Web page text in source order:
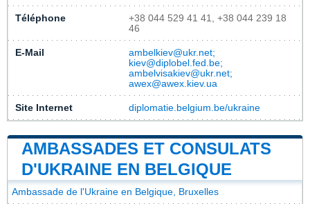
Téléphone
+38 044 529 41 41, +38 044 239 18
46
E-Mail
ambelkiev@ukr.net;
kiev@diplobel.fed.be;
ambelvisakiev@ukr.net;
awex@awex.kiev.ua
Site Internet diplomatie.belgium.be/ukraine
AMBASSADES ET CONSULATS
D'UKRAINE EN BELGIQUE
Ambassade de l'Ukraine en Belgique, Bruxelles